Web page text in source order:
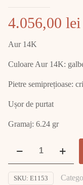
4.056,00 lei
Aur 14K
Culoare Aur 14K:
Pietre semiprețioase:
Ușor de purtat
Gramaj: 6.24 gr
14K
SKU: E1153